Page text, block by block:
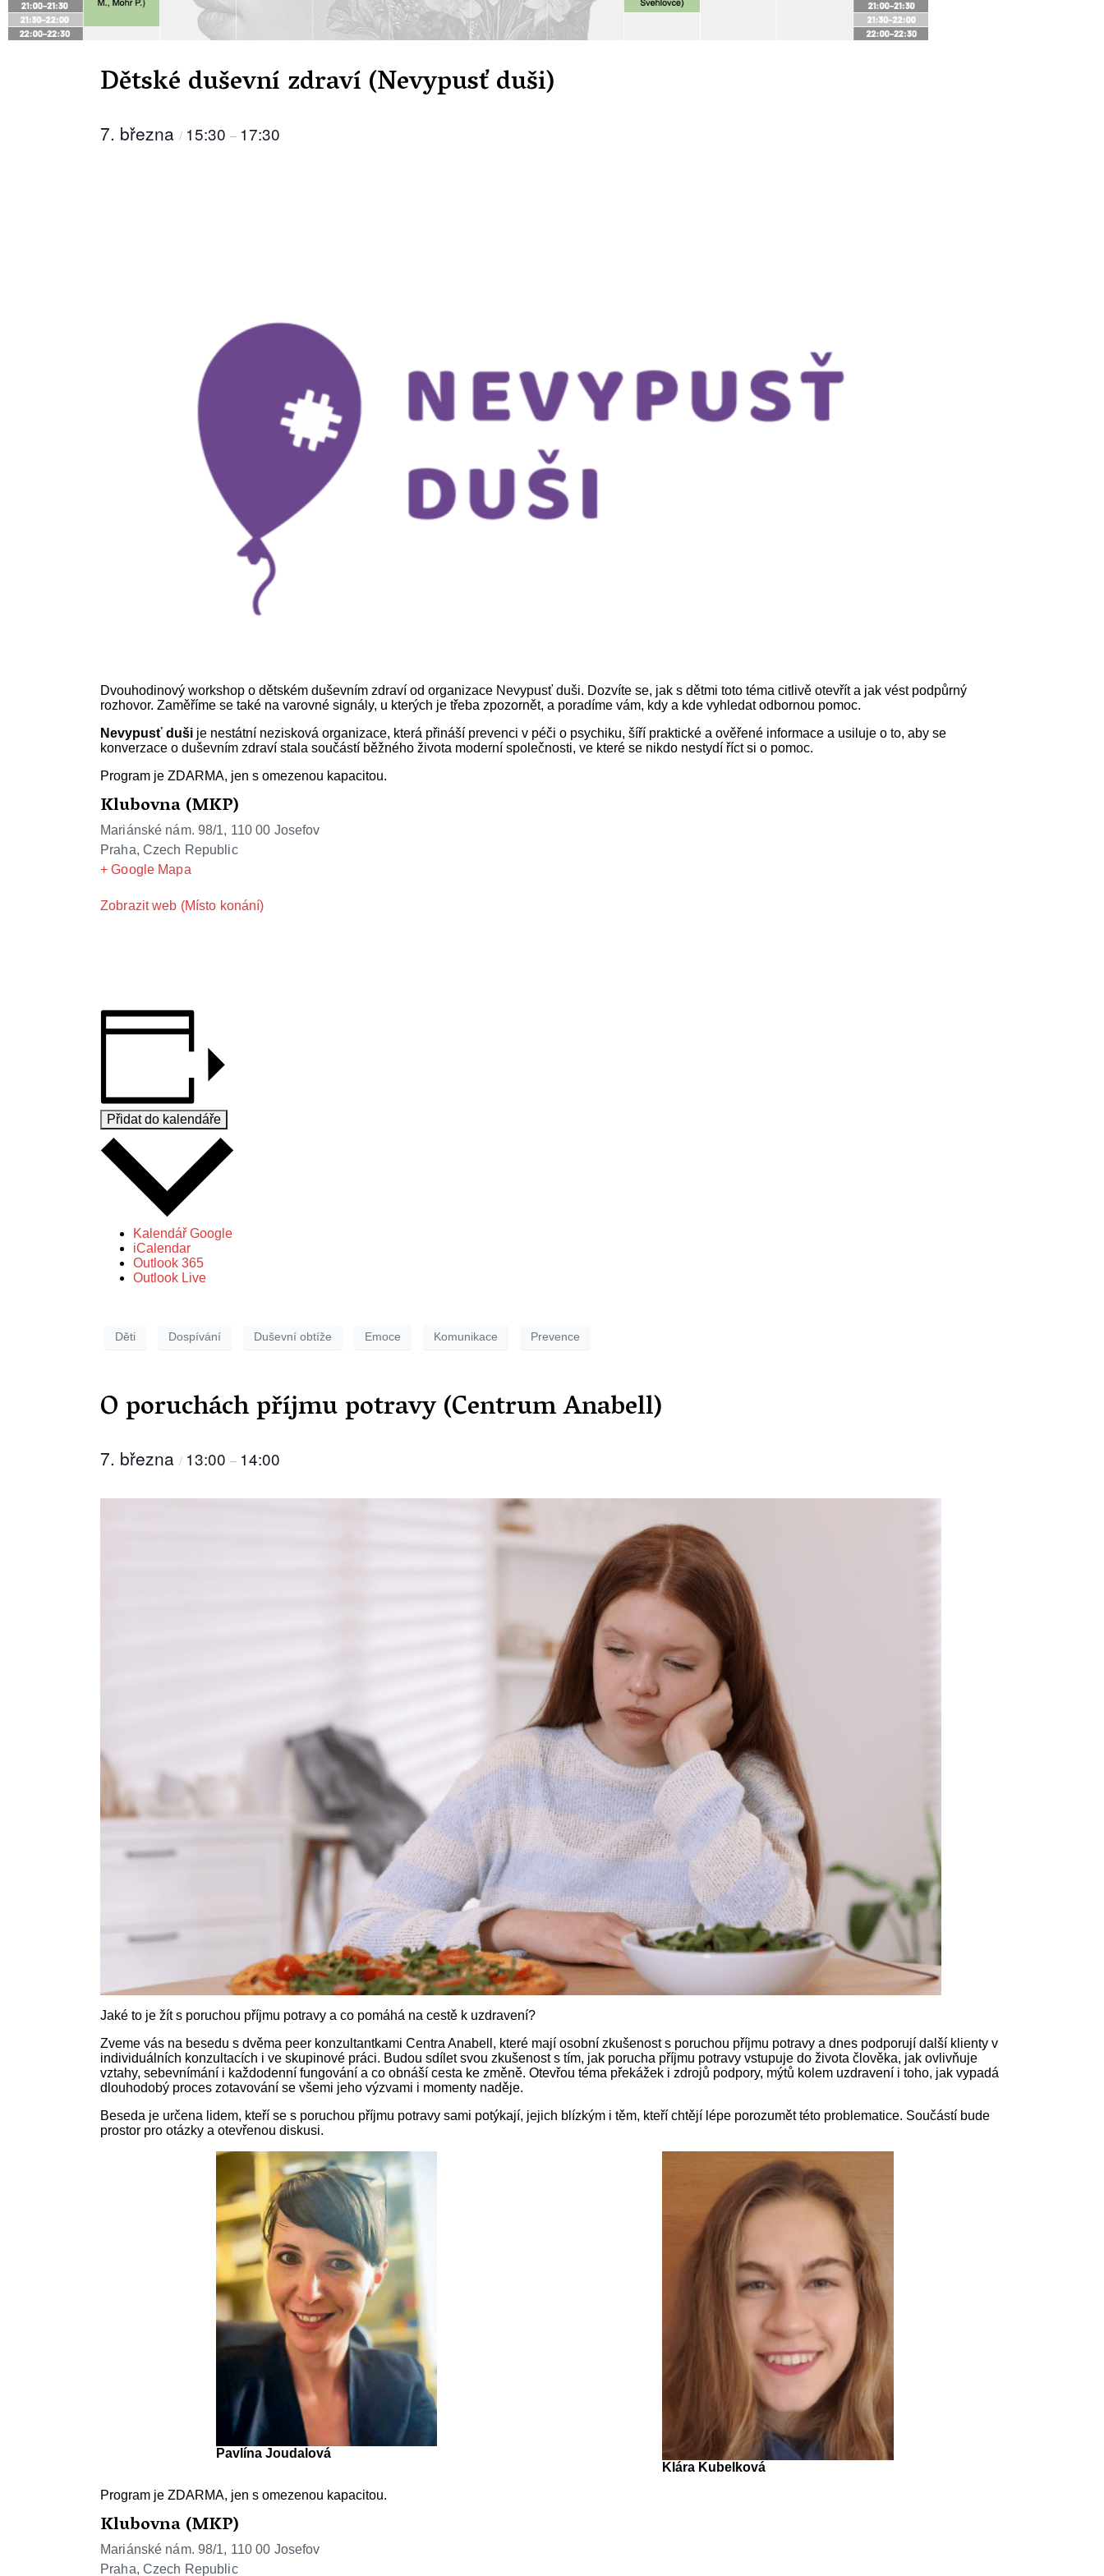
Dětské duševní zdraví (Nevypusť duši)
7. března / 15:30 – 17:30
Dvouhodinový workshop o dětském duševním zdraví od organizace Nevypusť duši. Dozvíte se, jak s dětmi toto téma citlivě otevřít a jak vést podpůrný
rozhovor. Zaměříme se také na varovné signály, u kterých je třeba zpozornět, a poradíme vám, kdy a kde vyhledat odbornou pomoc.
Nevypusť duši je nestátní nezisková organizace, která přináší prevenci v péči o psychiku, šíří praktické a ověřené informace a usiluje o to, aby se
konverzace o duševním zdraví stala součástí běžného života moderní společnosti, ve které se nikdo nestydí říct si o pomoc.
Program je ZDARMA, jen s omezenou kapacitou.
Klubovna (MKP)
Mariánské nám. 98/1, 110 00 Josefov
Praha, Czech Republic
+ Google Mapa
Zobrazit web (Místo konání)
Přidat do kalendáře
Kalendář Google
iCalendar
Outlook 365
Outlook Live
Děti Dospívání Duševní obtíže Emoce Komunikace Prevence
O poruchách příjmu potravy (Centrum Anabell)
7. března / 13:00 – 14:00
Jaké to je žít s poruchou příjmu potravy a co pomáhá na cestě k uzdravení?
Zveme vás na besedu s dvěma peer konzultantkami Centra Anabell, které mají osobní zkušenost s poruchou příjmu potravy a dnes podporují další klienty v
individuálních konzultacích i ve skupinové práci. Budou sdílet svou zkušenost s tím, jak porucha příjmu potravy vstupuje do života člověka, jak ovlivňuje
vztahy, sebevnímání i každodenní fungování a co obnáší cesta ke změně. Otevřou téma překážek i zdrojů podpory, mýtů kolem uzdravení i toho, jak vypadá
dlouhodobý proces zotavování se všemi jeho výzvami i momenty naděje.
Beseda je určena lidem, kteří se s poruchou příjmu potravy sami potýkají, jejich blízkým i těm, kteří chtějí lépe porozumět této problematice. Součástí bude
prostor pro otázky a otevřenou diskusi.
Pavlína Joudalová
Klára Kubelková
Program je ZDARMA, jen s omezenou kapacitou.
Klubovna (MKP)
Mariánské nám. 98/1, 110 00 Josefov
Praha, Czech Republic